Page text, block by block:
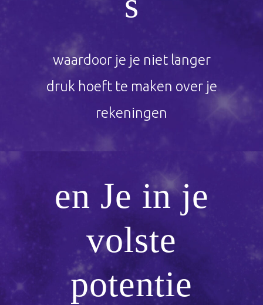
waardoor je je niet langer
druk hoeft te maken over je
rekeningen
en Je in je
volste
potentie